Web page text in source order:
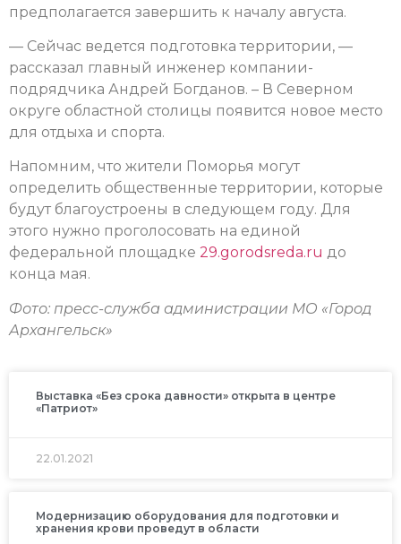
предполагается завершить к началу августа.
— Сейчас ведется подготовка территории, —
рассказал главный инженер компании-
подрядчика Андрей Богданов. – В Северном
округе областной столицы появится новое место
для отдыха и спорта.
Напомним, что жители Поморья могут
определить общественные территории, которые
будут благоустроены в следующем году. Для
этого нужно проголосовать на единой
федеральной площадке 29.gorodsreda.ru до
конца мая.
Фото: пресс-служба администрации МО «Город
Архангельск»
Выставка «Без срока давности» открыта в центре
«Патриот»
22.01.2021
Модернизацию оборудования для подготовки и
хранения крови проведут в области